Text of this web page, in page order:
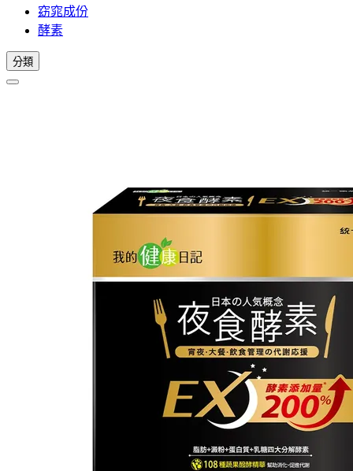
窈窕成份
酵素
分類